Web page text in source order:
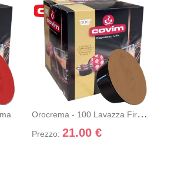
FIRMA
+ Dettagli
O
Rocrema - 100 Lavazza Firma Covim
Prezzo:21.00 €
OROCREMA - 100 LAVAZZA
+ Aggiungi nel carrello